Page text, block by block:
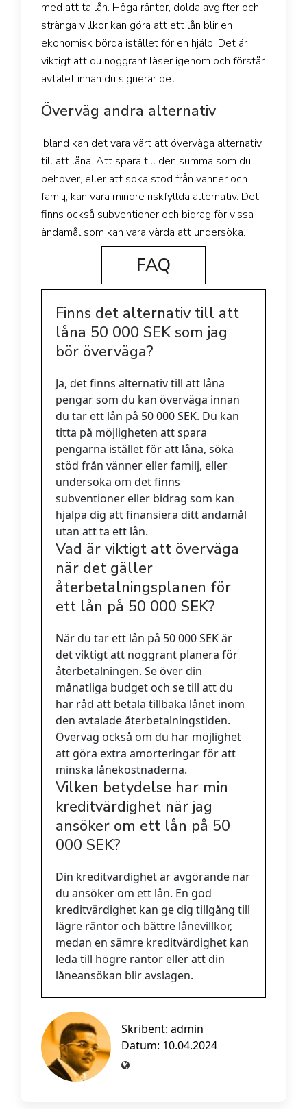
med att ta lån. Höga räntor, dolda avgifter och
stränga villkor kan göra att ett lån blir en
ekonomisk börda istället för en hjälp. Det är
viktigt att du noggrant läser igenom och förstår
avtalet innan du signerar det.
Överväg andra alternativ
Ibland kan det vara värt att överväga alternativ
till att låna. Att spara till den summa som du
behöver, eller att söka stöd från vänner och
familj, kan vara mindre riskfyllda alternativ. Det
finns också subventioner och bidrag för vissa
ändamål som kan vara värda att undersöka.
FAQ
Finns det alternativ till att
låna 50 000 SEK som jag
bör överväga?
Ja, det finns alternativ till att låna
pengar som du kan överväga innan
du tar ett lån på 50 000 SEK. Du kan
titta på möjligheten att spara
pengarna istället för att låna, söka
stöd från vänner eller familj, eller
undersöka om det finns
subventioner eller bidrag som kan
hjälpa dig att finansiera ditt ändamål
utan att ta ett lån.
Vad är viktigt att överväga
när det gäller
återbetalningsplanen för
ett lån på 50 000 SEK?
När du tar ett lån på 50 000 SEK är
det viktigt att noggrant planera för
återbetalningen. Se över din
månatliga budget och se till att du
har råd att betala tillbaka lånet inom
den avtalade återbetalningstiden.
Överväg också om du har möjlighet
att göra extra amorteringar för att
minska lånekostnaderna.
Vilken betydelse har min
kreditvärdighet när jag
ansöker om ett lån på 50
000 SEK?
Din kreditvärdighet är avgörande när
du ansöker om ett lån. En god
kreditvärdighet kan ge dig tillgång till
lägre räntor och bättre lånevillkor,
medan en sämre kreditvärdighet kan
leda till högre räntor eller att din
låneansökan blir avslagen.
Skribent: admin
Datum: 10.04.2024